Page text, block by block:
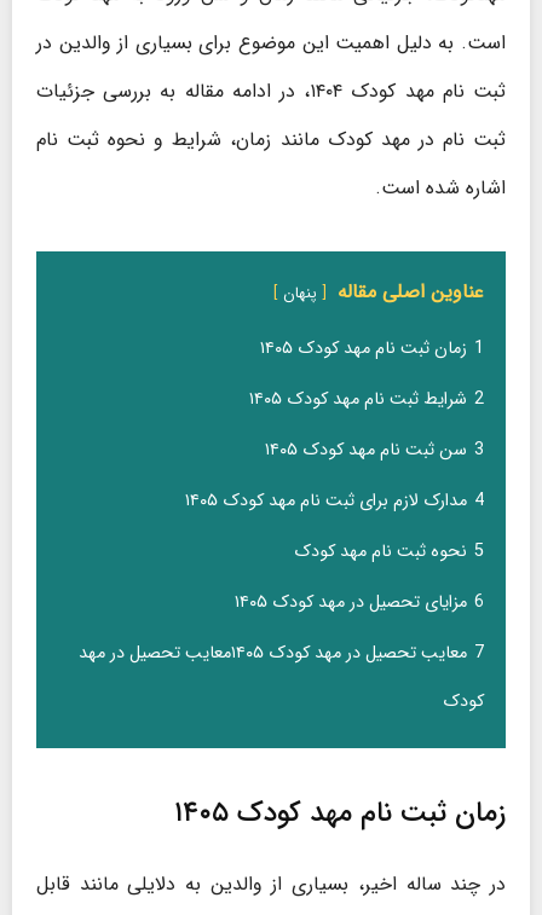
است. به دلیل اهمیت این موضوع برای بسیاری از والدین در
ثبت نام مهد کودک ۱۴۰۴، در ادامه مقاله به بررسی جزئیات
ثبت نام در مهد کودک مانند زمان، شرایط و نحوه ثبت نام
اشاره شده است.
عناوین اصلی مقاله پنهان
1 زمان ثبت نام مهد کودک ۱۴۰۵
2 شرایط ثبت نام مهد کودک ۱۴۰۵
3 سن ثبت نام مهد کودک ۱۴۰۵
4 مدارک لازم برای ثبت نام مهد کودک ۱۴۰۵
5 نحوه ثبت نام مهد کودک
6 مزایای تحصیل در مهد کودک ۱۴۰۵
7
معایب تحصیل در مهد کودک ۱۴۰۵معایب تحصیل در مهد
کودک
زمان ثبت نام مهد کودک ۱۴۰۵
در چند ساله اخیر، بسیاری از والدین به دلایلی مانند قابل